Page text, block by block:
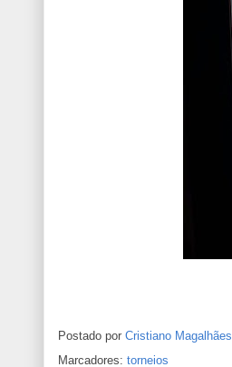
Postado por Cristiano Magalhães
Marcadores: torneios